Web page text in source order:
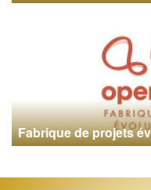
Fabrique de projets